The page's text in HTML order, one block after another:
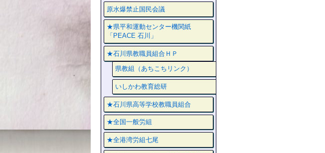
原水爆禁止国民会議
★県平和運動センター機関紙
「PEACE 石川」
★石川県教職員組合ＨＰ
県教組（あちこちリンク）
いしかわ教育総研
★石川県高等学校教職員組合
★全国一般労組
★全港湾労組七尾